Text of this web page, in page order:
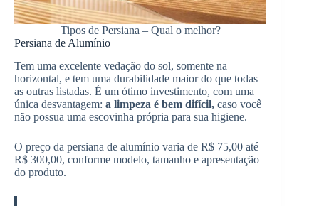
Tipos de Persiana – Qual o melhor?
Persiana de Alumínio
Tem uma excelente vedação do sol, somente na
horizontal, e tem uma durabilidade maior do que todas
as outras listadas. É um ótimo investimento, com uma
única desvantagem: a limpeza é bem difícil, caso você
não possua uma escovinha própria para sua higiene.
O preço da persiana de alumínio varia de R$ 75,00 até
R$ 300,00, conforme modelo, tamanho e apresentação
do produto.